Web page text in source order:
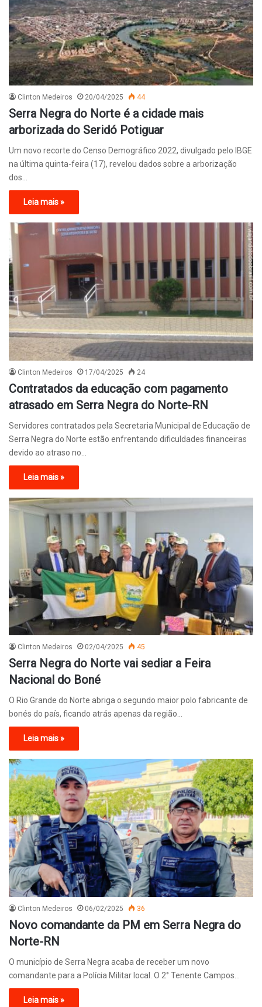
Clinton Medeiros 20/04/2025 44
Serra Negra do Norte é a cidade mais
arborizada do Seridó Potiguar
Um novo recorte do Censo Demográfico 2022, divulgado pelo IBGE
na última quinta-feira (17), revelou dados sobre a arborização
dos…
Leia mais »
Clinton Medeiros 17/04/2025 24
Contratados da educação com pagamento
atrasado em Serra Negra do Norte-RN
Servidores contratados pela Secretaria Municipal de Educação de
Serra Negra do Norte estão enfrentando dificuldades financeiras
devido ao atraso no…
Leia mais »
Clinton Medeiros 02/04/2025 45
Serra Negra do Norte vai sediar a Feira
Nacional do Boné
O Rio Grande do Norte abriga o segundo maior polo fabricante de
bonés do país, ficando atrás apenas da região…
Leia mais »
Clinton Medeiros 06/02/2025 36
Novo comandante da PM em Serra Negra do
Norte-RN
O município de Serra Negra acaba de receber um novo
comandante para a Polícia Militar local. O 2° Tenente Campos…
Leia mais »